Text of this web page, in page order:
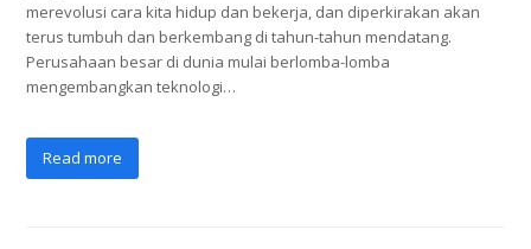
merevolusi cara kita hidup dan bekerja, dan diperkirakan akan
terus tumbuh dan berkembang di tahun-tahun mendatang.
Perusahaan besar di dunia mulai berlomba-lomba
mengembangkan teknologi…
Read more